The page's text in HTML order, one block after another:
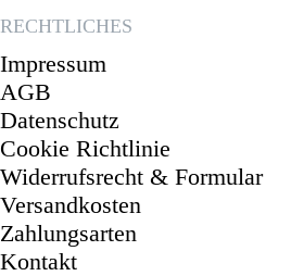
RECHTLICHES
Impressum
AGB
Datenschutz
Cookie Richtlinie
Widerrufsrecht & Formular
Versandkosten
Zahlungsarten
Kontakt